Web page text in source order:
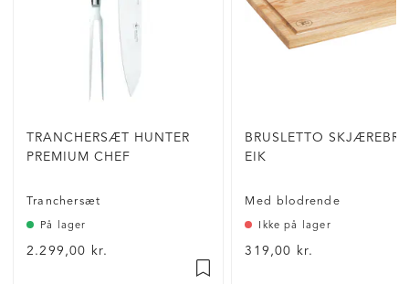
TRANCHERSÆT HUNTER
PREMIUM CHEF
Tranchersæt
På lager
2.299,00 kr.
BRUSLETTO
EIK
Med blodrende
Ikke på lager
319,00 kr.